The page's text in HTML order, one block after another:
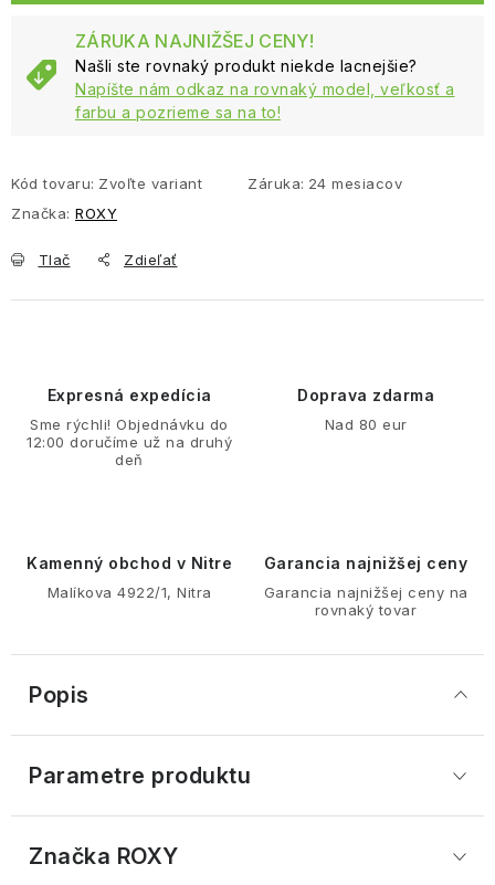
ZÁRUKA NAJNIŽŠEJ CENY!
Našli ste rovnaký produkt niekde lacnejšie?
Napíšte nám odkaz na rovnaký model, veľkosť a
farbu a pozrieme sa na to!
Kód tovaru: Zvoľte variant Záruka: 24 mesiacov
Značka: ROXY
Tlač Zdieľať
Expresná expedícia
Sme rýchli! Objednávku do
12:00 doručíme už na druhý
deň
Doprava zdarma
Nad 80 eur
Kamenný obchod v Nitre
Malíkova 4922/1, Nitra
Garancia najnižšej ceny
Garancia najnižšej ceny na
rovnaký tovar
Popis
Parametre produktu
Značka ROXY